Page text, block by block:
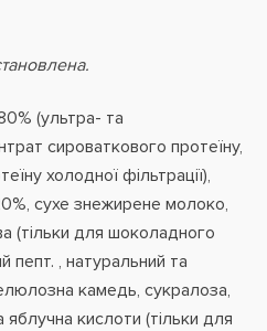
(ультра- та
сироваткового протеїну,
холодної фільтрації),
сухе знежирене молоко,
(тільки для шоколадного
пепт. , натуральний та
камедь, сукралоза,
кислоти (тільки для